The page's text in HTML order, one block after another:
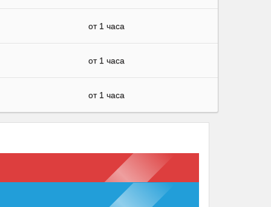
от 1 часа
от 1 часа
от 1 часа